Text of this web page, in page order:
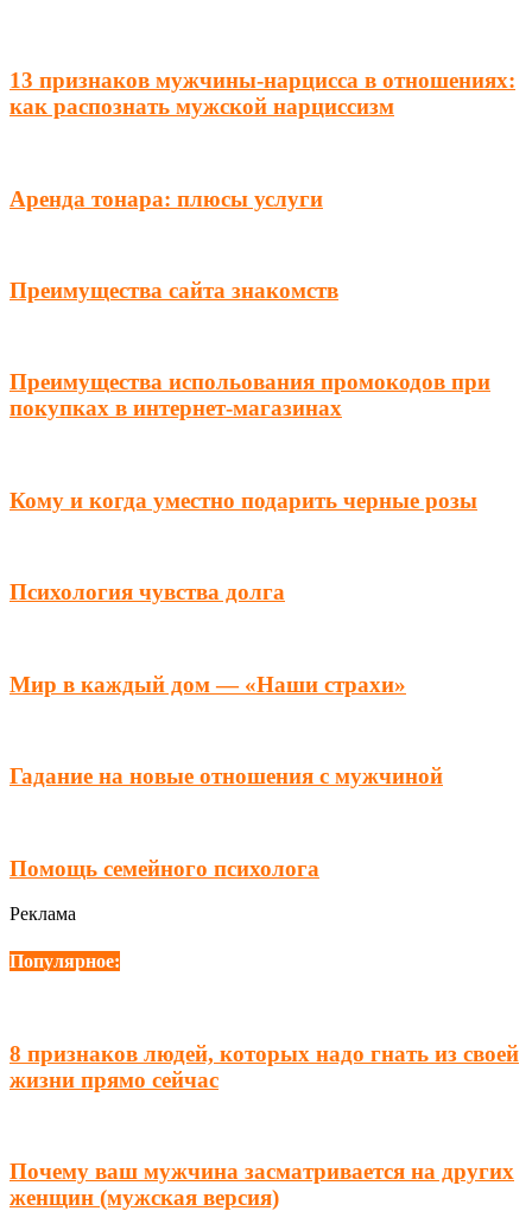
13 признаков мужчины-нарцисса в отношениях:
как распознать мужской нарциссизм
Аренда тонара: плюсы услуги
Преимущества сайта знакомств
Преимущества испольования промокодов при
покупках в интернет-магазинах
Кому и когда уместно подарить черные розы
Психология чувства долга
Мир в каждый дом — «Наши страхи»
Гадание на новые отношения с мужчиной
Помощь семейного психолога
Реклама
Популярное:
8 признаков людей, которых надо гнать из своей
жизни прямо сейчас
Почему ваш мужчина засматривается на других
женщин (мужская версия)